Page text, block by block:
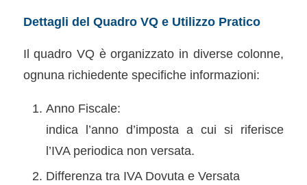
Dettagli del Quadro VQ e Utilizzo Pratico
Il quadro VQ è organizzato in diverse colonne,
ognuna richiedente specifiche informazioni:
Anno Fiscale:
indica l’anno d’imposta a cui si riferisce
l’IVA periodica non versata.
Differenza tra IVA Dovuta e Versata